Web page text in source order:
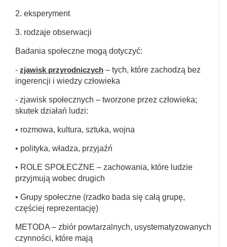
2. eksperyment
3. rodzaje obserwacji
Badania społeczne mogą dotyczyć:
- zjawisk przyrodniczych – tych, które zachodzą bez
ingerencji i wiedzy człowieka
- zjawisk społecznych – tworzone przez człowieka;
skutek działań ludzi:
• rozmowa, kultura, sztuka, wojna
• polityka, władza, przyjaźń
• ROLE SPOŁECZNE – zachowania, które ludzie
przyjmują wobec drugich
• Grupy społeczne (rzadko bada się całą grupę,
częściej reprezentację)
METODA – zbiór powtarzalnych, usystematyzowanych
czynności, które mają